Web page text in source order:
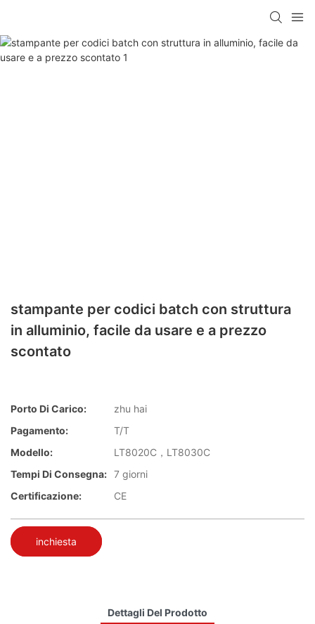
stampante per codici batch con struttura
in alluminio, facile da usare e a prezzo
scontato
Porto Di Carico:
zhu hai
Pagamento:
T/T
Modello:
LT8020C，LT8030C
Tempi Di Consegna: 7 giorni
Certificazione:
CE
inchiesta
Dettagli Del Prodotto